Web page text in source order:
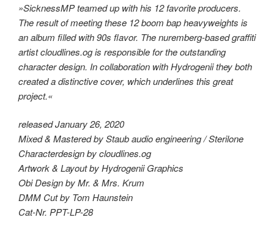
»SicknessMP teamed up with his 12 favorite producers.
The result of meeting these 12 boom bap heavyweights is
an album filled with 90s flavor. The nuremberg-based graffiti
artist cloudlines.og is responsible for the outstanding
character design. In collaboration with Hydrogenii they both
created a distinctive cover, which underlines this great
project.«
released January 26, 2020
Mixed & Mastered by Staub audio engineering / Sterilone
Characterdesign by cloudlines.og
Artwork & Layout by Hydrogenii Graphics
Obi Design by Mr. & Mrs. Krum
DMM Cut by Tom Haunstein
Cat-Nr. PPT-LP-28